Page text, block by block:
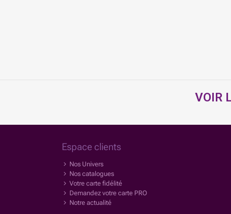
VOIR
Espace clients
Nos Univers
Nos catalogues
Votre carte fidélité
Demandez votre carte PRO
Notre actualité